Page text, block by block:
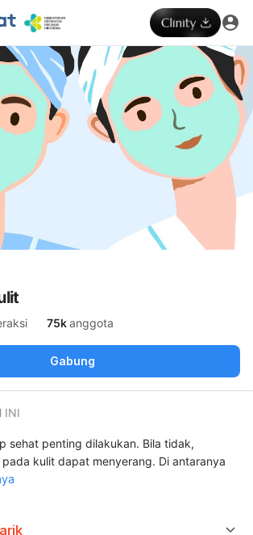
75kanggota
Gabung
INI
sehat penting dilakukan. Bila tidak,
kulit dapat menyerang. Di antaranya